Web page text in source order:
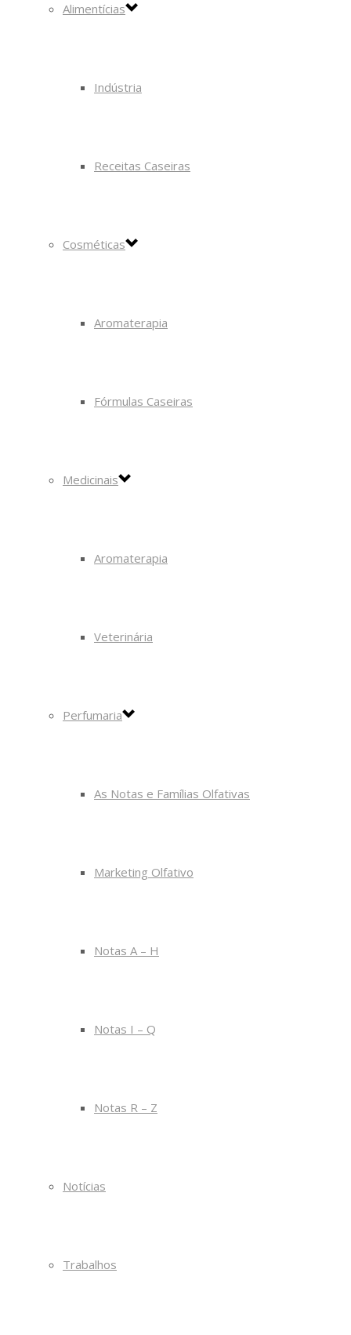
Alimentícias
Indústria
Receitas Caseiras
Cosméticas
Aromaterapia
Fórmulas Caseiras
Medicinais
Aromaterapia
Veterinária
Perfumaria
As Notas e Famílias Olfativas
Marketing Olfativo
Notas A – H
Notas I – Q
Notas R – Z
Notícias
Trabalhos